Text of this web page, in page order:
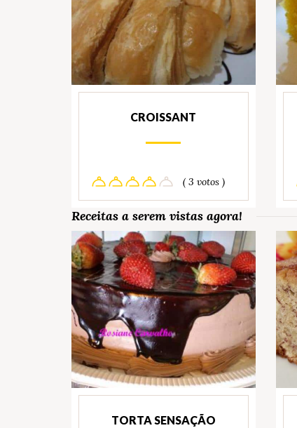
CROISSANT
( 3 votos )
Receitas a serem vistas agora!
TORTA SENSAÇÃO